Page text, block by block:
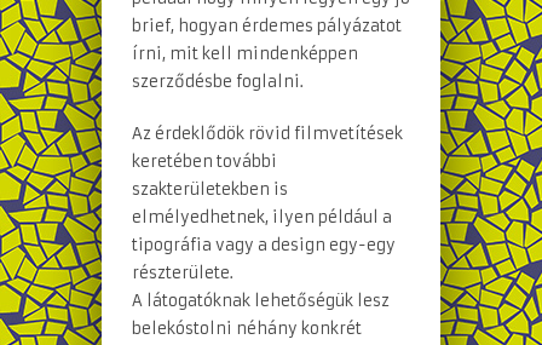
brief, hogyan érdemes pályázatot
írni, mit kell mindenképpen
szerződésbe foglalni.
Az érdeklődök rövid filmvetítések
keretében további
szakterületekben is
elmélyedhetnek, ilyen például a
tipográfia vagy a design egy-egy
részterülete.
A látogatóknak lehetőségük lesz
belekóstolni néhány konkrét